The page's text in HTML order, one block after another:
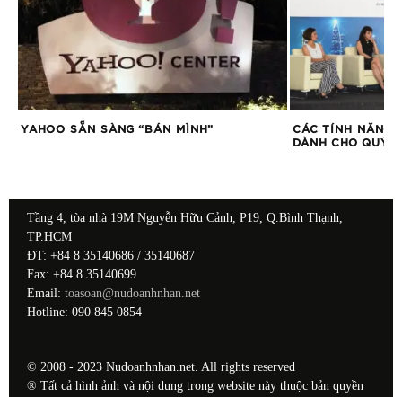
YAHOO SẴN SÀNG “BÁN MÌNH”
CÁC TÍNH NĂNG
DÀNH CHO QUÝ
Tầng 4, tòa nhà 19M Nguyễn Hữu Cảnh, P19, Q.Bình Thạnh,
TP.HCM
ĐT: +84 8 35140686 / 35140687
Fax: +84 8 35140699
Email: toasoan@nudoanhnhan.net
Hotline: 090 845 0854
© 2008 - 2023 Nudoanhnhan.net. All rights reserved
® Tất cả hình ảnh và nội dung trong website này thuộc bản quyền